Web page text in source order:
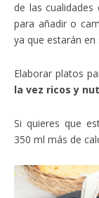
de las
para añadir o
ya que estarán
Elaborar platos
la vez ricos y
Si quieres que
350 ml más de